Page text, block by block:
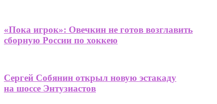
«Пока игрок»: Овечкин не готов возглавить
сборную России по хоккею
Сергей Собянин открыл новую эстакаду
на шоссе Энтузиастов